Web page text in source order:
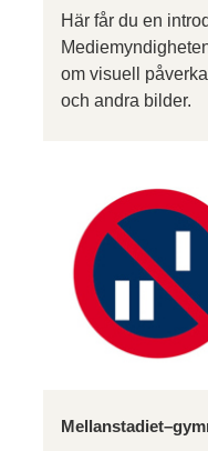
Här får du en
om visuell
och andra bilder.